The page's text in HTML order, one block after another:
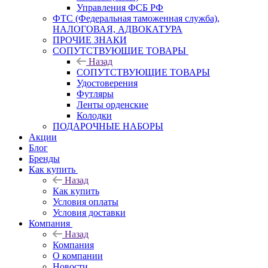
Управления ФСБ РФ
ФТС (Федеральная таможенная служба),
НАЛОГОВАЯ, АДВОКАТУРА
ПРОЧИЕ ЗНАКИ
СОПУТСТВУЮЩИЕ ТОВАРЫ
Назад
СОПУТСТВУЮЩИЕ ТОВАРЫ
Удостоверения
Футляры
Ленты орденские
Колодки
ПОДАРОЧНЫЕ НАБОРЫ
Акции
Блог
Бренды
Как купить
Назад
Как купить
Условия оплаты
Условия доставки
Компания
Назад
Компания
О компании